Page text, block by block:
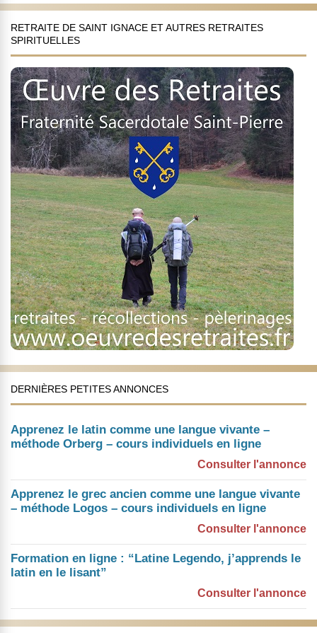
RETRAITE DE SAINT IGNACE ET AUTRES RETRAITES
SPIRITUELLES
DERNIÈRES PETITES ANNONCES
Apprenez le latin comme une langue vivante –
méthode Orberg – cours individuels en ligne
Consulter l'annonce
Apprenez le grec ancien comme une langue vivante
– méthode Logos – cours individuels en ligne
Consulter l'annonce
Formation en ligne : “Latine Legendo, j’apprends le
latin en le lisant”
Consulter l'annonce